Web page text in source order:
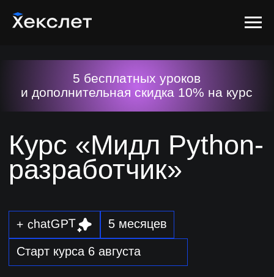
Курс «Мидл Python-
+ chatGPT 5 месяцев
Старт курса 6 августа
Углублённое обучение для Python-
разработчиков с опытом: архитектура,
производительность, тестирование и работа
с реальными продакшн-задачами. Помогаем
вырасти из уверенного джуна в сильного
мидла за 5 месяцев